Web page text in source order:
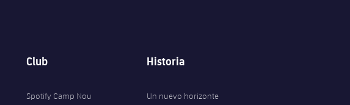
Club
Spotify Camp Nou
Historia
Un nuevo horizonte